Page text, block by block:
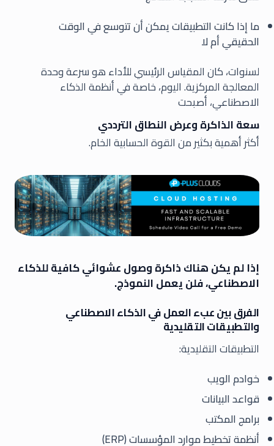
ما إذا كانت التطبيقات يمكن أن تتوسع في الوقت
الحقيقي أم لا
لسنوات، كان المقياس الرئيسي للأداء هو سرعة وحدة
المعالجة المركزية. اليوم، خاصة في أنظمة الذكاء
الاصطناعي، أصبحت
سعة الذاكرة وعرض النطاق الترددي
أكثر أهمية بكثير من القوة الحسابية الخام.
إذا لم يكن هناك ذاكرة وصول عشوائي كافية للذكاء
الاصطناعي، فلن يعمل النموذج.
الفرق بين عبء العمل في الذكاء الاصطناعي
والتطبيقات التقليدية
التطبيقات التقليدية:
خوادم الويب
قواعد البيانات
برامج المكتب
أنظمة تخطيط موارد المؤسسات (ERP)